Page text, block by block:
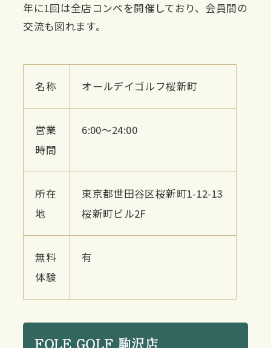
年に1回は全店コンペを開催しており、会員間の
交流も図れます。
名称 オールデイゴルフ桜新町
営業
時間
6:00〜24:00
所在
地
東京都世田谷区桜新町1-12-13
桜新町ビル2F
無料
体験
有
FOLE GOLF 駒沢店